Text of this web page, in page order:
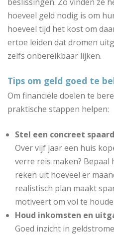
hoeveel geld nodig is om
hoeveel tijd het kost om
ertoe leiden dat dromen
zelfs onbereikbaar lijken.
Tips om geld goed te
Om financiële doelen te
praktische stappen helpen:
Stel een concreet
Over vijf jaar een huis
verre reis maken?
reken uit hoeveel er
realistisch plan maakt
motiveert om vol te
Houd inkomsten en
Goed inzicht in